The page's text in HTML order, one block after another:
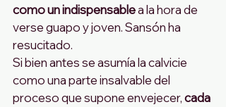
como un indispensable a la hora de
verse guapo y joven. Sansón ha
resucitado.
Si bien antes se asumía la calvicie
como una parte insalvable del
proceso que supone envejecer, cada